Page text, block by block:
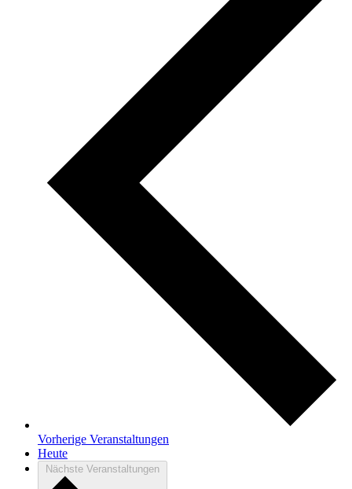
Vorherige Veranstaltungen
Heute
Nächste Veranstaltungen